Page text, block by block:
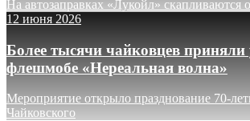
На автозаправках «Лукойл» скапливаются
12 июня 2026
Более тысячи чайковцев приняли
флешмобе «Нереальная волна»
Мероприятие открыло празднование 70-
Чайковского